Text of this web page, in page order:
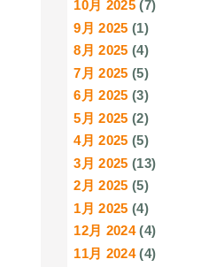
10月 2025 (7)
9月 2025 (1)
8月 2025 (4)
7月 2025 (5)
6月 2025 (3)
5月 2025 (2)
4月 2025 (5)
3月 2025 (13)
2月 2025 (5)
1月 2025 (4)
12月 2024(4)
11月 2024(4)